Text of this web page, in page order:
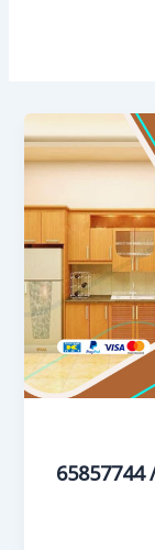
رقم تفصيل مطابخ المنيوم بنيد القار / 65857744